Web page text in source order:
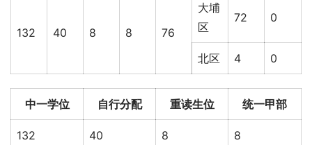
132 40 8 8 76
大埔
区
72 0
北区 4 0
中一学位 自行分配 重读生位 统一甲部
132 40 8 8